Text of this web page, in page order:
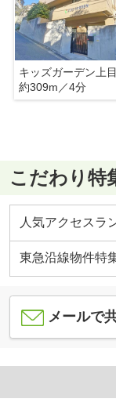
キッズガーデン上
約309m／4分
こだわり特
人気アクセスラ
東急沿線物件特
メールで